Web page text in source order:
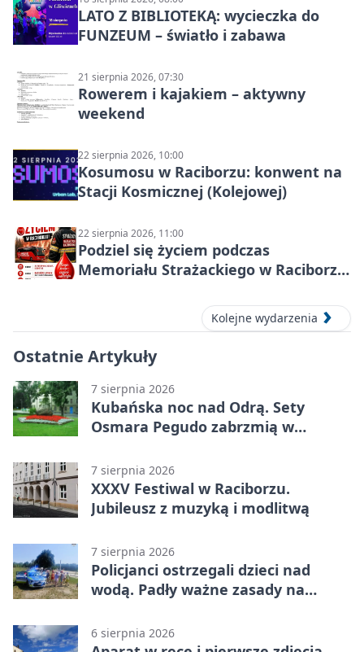
LATO Z BIBLIOTEKĄ: wycieczka do
FUNZEUM – światło i zabawa
21 sierpnia 2026, 07:30
Rowerem i kajakiem – aktywny
weekend
22 sierpnia 2026, 10:00
Kosumosu w Raciborzu: konwent na
Stacji Kosmicznej (Kolejowej)
22 sierpnia 2026, 11:00
Podziel się życiem podczas
Memoriału Strażackiego w Raciborzu
Kolejne wydarzenia
Ostatnie Artykuły
7 sierpnia 2026
Kubańska noc nad Odrą. Sety
Osmara Pegudo zabrzmią w
7 sierpnia 2026
XXXV Festiwal w Raciborzu.
Jubileusz z muzyką i modlitwą
7 sierpnia 2026
Policjanci ostrzegali dzieci nad
wodą. Padły ważne zasady na
6 sierpnia 2026